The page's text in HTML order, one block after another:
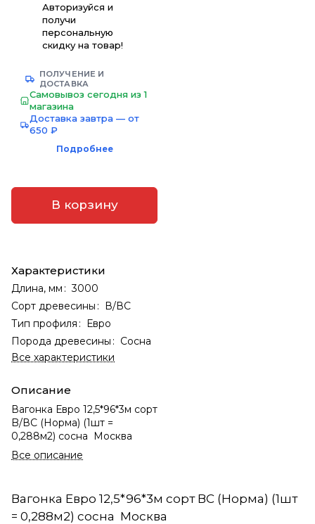
Авторизуйся и
получи
персональную
скидку на товар!
ПОЛУЧЕНИЕ И
ДОСТАВКА
Самовывоз сегодня из 1
магазина
Доставка завтра — от
650 ₽
Подробнее
В корзину
Характеристики
Длина, мм : 3000
Сорт древесины : В/ВС
Тип профиля : Евро
Порода древесины : Сосна
Все характеристики
Описание
Вагонка Евро 12,5*96*3м сорт
B/ВС (Норма) (1шт =
0,288м2) сосна Москва
Все описание
Вагонка Евро 12,5*96*3м сорт ВС (Норма) (1шт
= 0,288м2) сосна Москва